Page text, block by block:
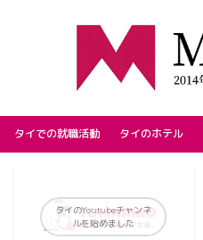
タイでの就職活動 タイのホテル
タイのYoutubeチャンネ
ルを始めました